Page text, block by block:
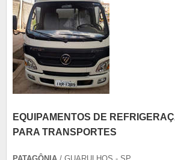
EQUIPAMENTOS DE
PARA TRANSPORTES